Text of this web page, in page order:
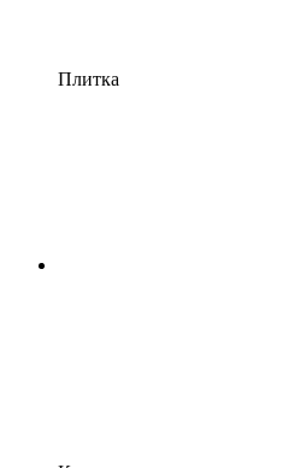
Плитка